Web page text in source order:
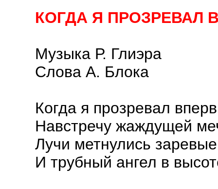
КОГДА Я ПРОЗРЕВАЛ
Музыка Р. Глиэра
Слова А. Блока
Когда я прозревал
Навстречу жаждущей
Лучи метнулись заревые
И трубный ангел в